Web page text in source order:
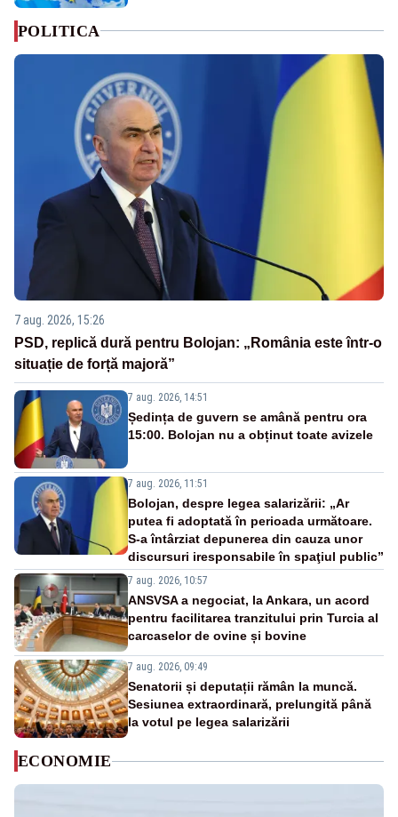
POLITICA
7 aug. 2026, 15:26
PSD, replică dură pentru Bolojan: „România este într-o
situație de forță majoră”
7 aug. 2026, 14:51
Ședința de guvern se amână pentru ora
15:00. Bolojan nu a obținut toate avizele
7 aug. 2026, 11:51
Bolojan, despre legea salarizării: „Ar
putea fi adoptată în perioada următoare.
S-a întârziat depunerea din cauza unor
discursuri iresponsabile în spaţiul public”
7 aug. 2026, 10:57
ANSVSA a negociat, la Ankara, un acord
pentru facilitarea tranzitului prin Turcia al
carcaselor de ovine și bovine
7 aug. 2026, 09:49
Senatorii și deputații rămân la muncă.
Sesiunea extraordinară, prelungită până
la votul pe legea salarizării
ECONOMIE